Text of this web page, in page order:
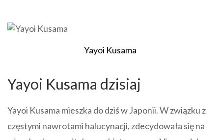
Yayoi Kusama
Yayoi Kusama dzisiaj
Yayoi Kusama mieszka do dziś w Japonii. W związku z
częstymi nawrotami halucynacji, zdecydowała się na